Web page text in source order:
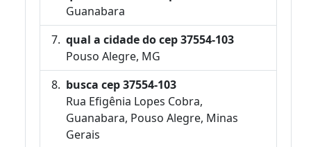
Guanabara
qual a cidade do cep 37554-103
Pouso Alegre, MG
busca cep 37554-103
Rua Efigênia Lopes Cobra,
Guanabara, Pouso Alegre, Minas
Gerais